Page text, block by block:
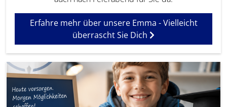
Erfahre mehr über unsere Emma - Vielleicht
überrascht Sie Dich